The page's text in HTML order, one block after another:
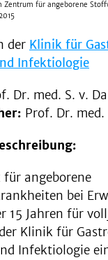
Zentrum für angeborene
der Klinik für
Infektiologie
Dr. med. S. v.
Prof. Dr. med.
für angeborene
bei
15 Jahren für
Klinik für
Infektiologie